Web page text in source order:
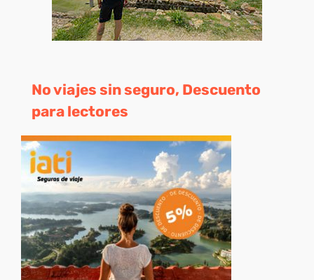
No viajes sin seguro, Descuento
para lectores